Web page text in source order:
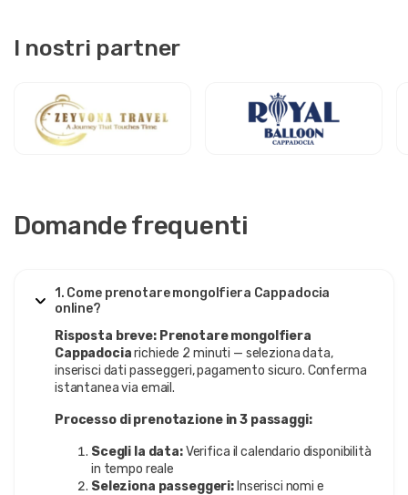
I nostri partner
Domande frequenti
1. Come prenotare mongolfiera Cappadocia
online?
Risposta breve: Prenotare mongolfiera
Cappadociarichiede 2 minuti — seleziona data,
inserisci dati passeggeri, pagamento sicuro. Conferma
istantanea via email.
Processo di prenotazione in 3 passaggi:
Scegli la data:Verifica il calendario disponibilità
in tempo reale
Seleziona passeggeri: Inserisci nomi e